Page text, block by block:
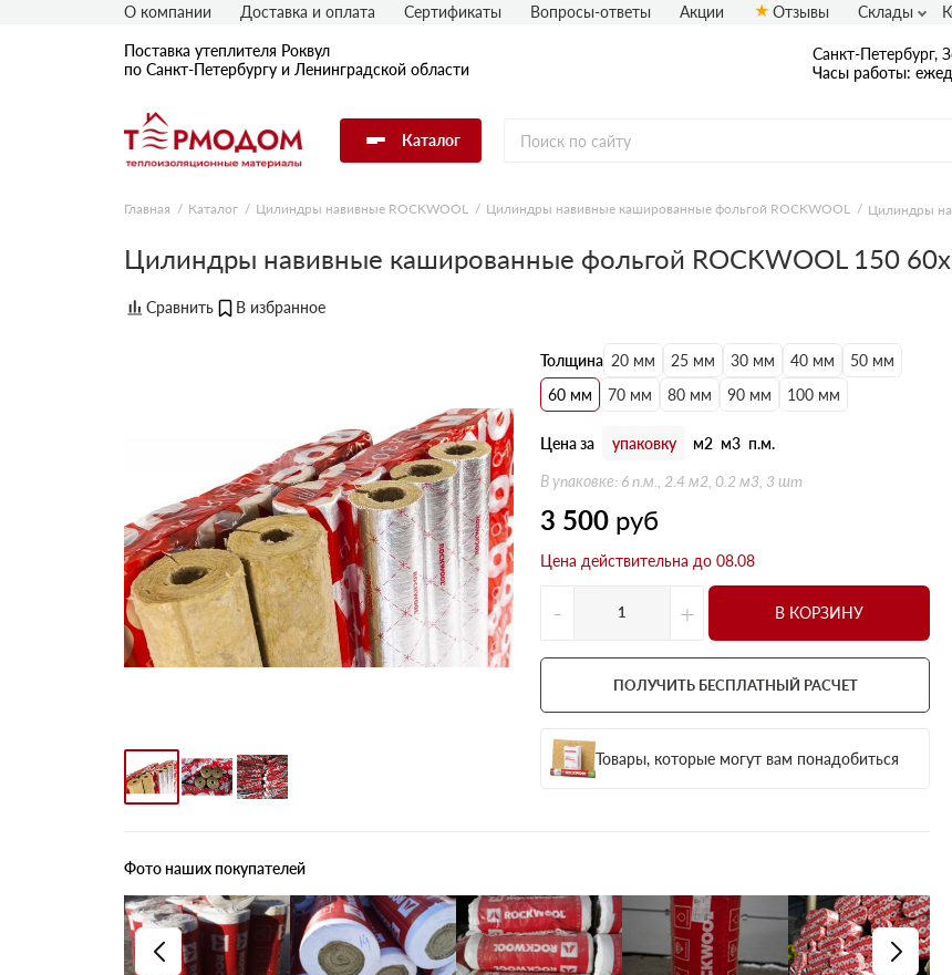
Поставка утеплителя Роквул
по Санкт-Петербургу и Ленинградской области
Санкт-Петербург,
Часы работы:
Каталог
О компании Доставка и оплата Сертификаты Вопросы-ответы Акции Отзывы Склады
Главная Каталог Цилиндры навивные ROCKWOOL Цилиндры навивные кашированные фольгой ROCKWOOL Цилиндры
Цилиндры навивные кашированные фольгой ROCKWOOL 150
Толщина 20 мм 25 мм 30 мм 40 мм
50 мм
60 мм
70 мм 80 мм 90 мм 100 мм
Цена за упаковку м2 м3 п.м.
В упаковке: 6 п.м., 2.4 м2, 0.2 м3, 3 шт
3 500 руб
Цена действительна до 08.08
- + В КОРЗИНУ
ПОЛУЧИТЬ БЕСПЛАТНЫЙ РАСЧЕТ
Товары, которые могут вам понадобиться
Фото наших покупателей